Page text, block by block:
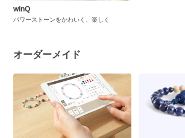
winQ
パワーストーンをかわいく、楽しく
オーダーメイド